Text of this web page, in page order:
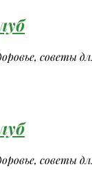
советы
советы